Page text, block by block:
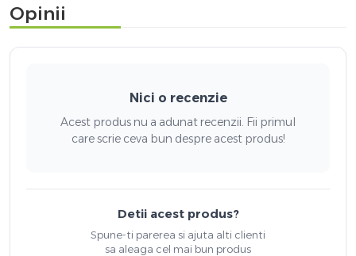
Opinii
Nici o recenzie
Acest produs nu a adunat recenzii. Fii primul
care scrie ceva bun despre acest produs!
Detii acest produs?
Spune-ti parerea si ajuta alti clienti
sa aleaga cel mai bun produs